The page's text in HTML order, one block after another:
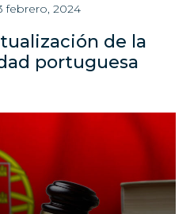
febrero, 2024
de la
portuguesa